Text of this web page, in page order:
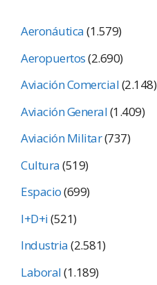
Aeronáutica(1.579)
Aeropuertos(2.690)
Aviación Comercial(2.148)
Aviación General(1.409)
Aviación Militar(737)
Cultura(519)
Espacio(699)
I+D+i(521)
Industria(2.581)
Laboral(1.189)